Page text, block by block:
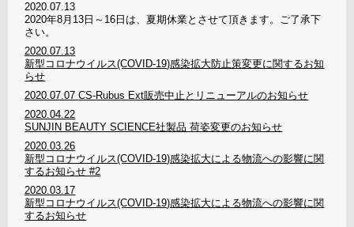
2020.07.13
2020年8月13日～16日は、夏期休業とさせて頂きます。ご了承下
さい。
2020.07.13
新型コロナウイルス(COVID-19)感染拡大防止策変更に関するお知
らせ
2020.07.07 CS-Rubus Ext販売中止とリニューアルのお知らせ
2020.04.22
SUNJIN BEAUTY SCIENCE社製品 荷姿変更のお知らせ
2020.03.26
新型コロナウイルス(COVID-19)感染拡大による物流への影響に関
するお知らせ #2
2020.03.17
新型コロナウイルス(COVID-19)感染拡大による物流への影響に関
するお知らせ